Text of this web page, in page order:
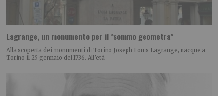
Lagrange, un monumento per il “sommo geometra”
Alla scoperta dei monumenti di Torino Joseph Louis Lagrange, nacque a
Torino il 25 gennaio del 1736. All’età